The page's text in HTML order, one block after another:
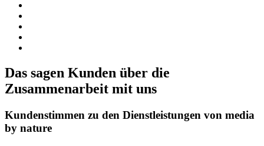
Das sagen Kunden über die
Zusammenarbeit mit uns
Kundenstimmen zu den Dienstleistungen von media
by nature